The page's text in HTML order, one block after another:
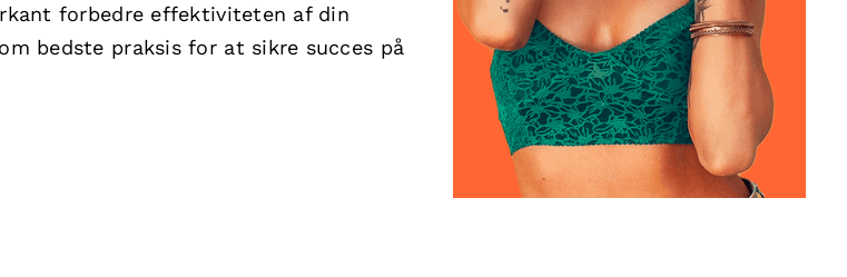
forbedre effektiviteten af din
bedste praksis for at sikre succes på